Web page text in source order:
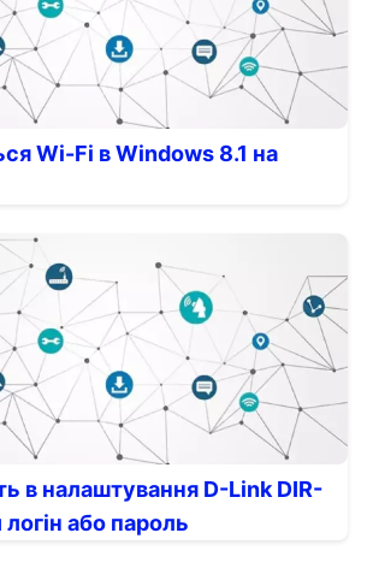
Wi-Fi в Windows 8.1 на
в налаштування D-Link DIR-
або пароль